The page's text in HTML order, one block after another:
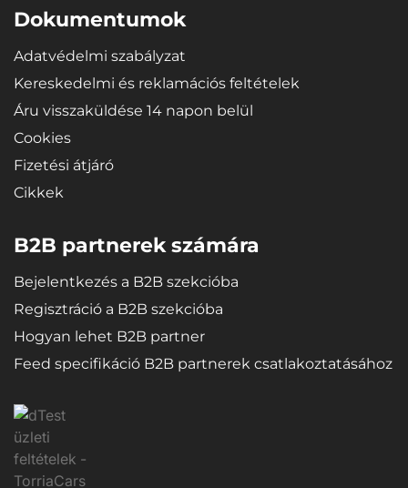
Dokumentumok
Adatvédelmi szabályzat
Kereskedelmi és reklamációs feltételek
Áru visszaküldése 14 napon belül
Cookies
Fizetési átjáró
Cikkek
B2B partnerek számára
Bejelentkezés a B2B szekcióba
Regisztráció a B2B szekcióba
Hogyan lehet B2B partner
Feed specifikáció B2B partnerek csatlakoztatásához